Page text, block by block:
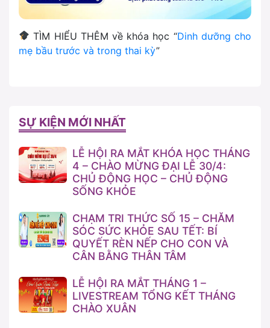
TÌM HIỂU THÊM về khóa học “Dinh dưỡng cho
mẹ bầu trước và trong thai kỳ”
SỰ KIỆN MỚI NHẤT
LỄ HỘI RA MẮT KHÓA HỌC THÁNG
4 – CHÀO MỪNG ĐẠI LỄ 30/4:
CHỦ ĐỘNG HỌC – CHỦ ĐỘNG
SỐNG KHỎE
CHẠM TRI THỨC SỐ 15 – CHĂM
SÓC SỨC KHỎE SAU TẾT: BÍ
QUYẾT RÈN NẾP CHO CON VÀ
CÂN BẰNG THÂN TÂM
LỄ HỘI RA MẮT THÁNG 1 –
LIVESTREAM TỔNG KẾT THÁNG
CHÀO XUÂN